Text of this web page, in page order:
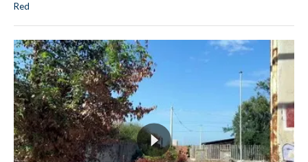
Red